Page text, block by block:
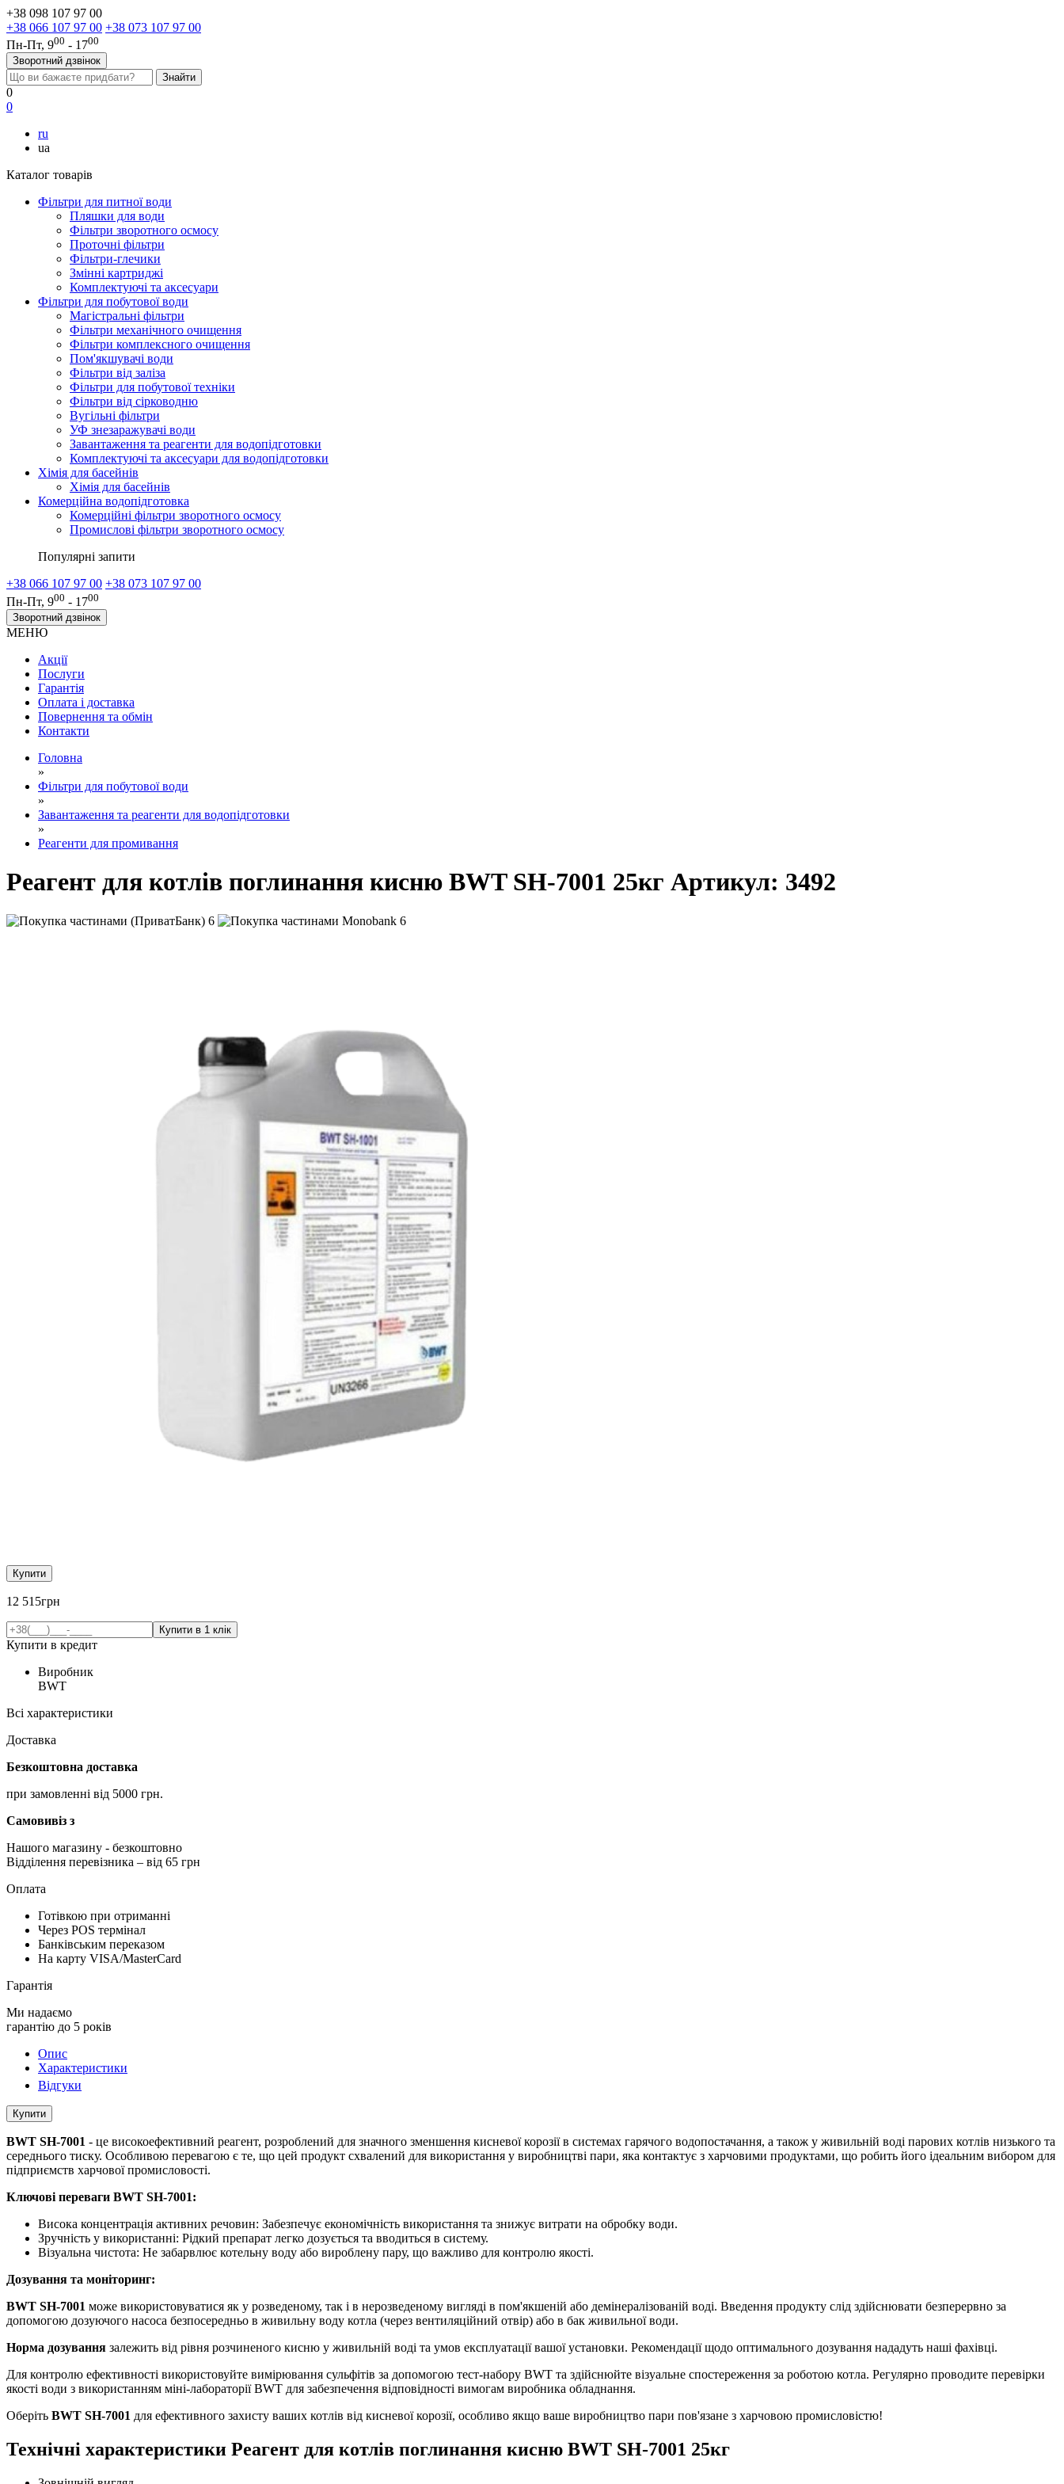
+38 098 107 97 00
+38 066 107 97 00 +38 073 107 97 00
Пн-Пт, 900 - 1700
Зворотний дзвінок
0
0
ru
ua
Каталог товарів
Фільтри для питної води
Пляшки для води
Фільтри зворотного осмосу
Проточні фільтри
Фільтри-глечики
Змінні картриджі
Комплектуючі та аксесуари
Фільтри для побутової води
Магістральні фільтри
Фільтри механічного очищення
Фільтри комплексного очищення
Пом'якшувачі води
Фільтри від заліза
Фільтри для побутової техніки
Фільтри від сірководню
Вугільні фільтри
УФ знезаражувачі води
Завантаження та реагенти для водопідготовки
Комплектуючі та аксесуари для водопідготовки
Хімія для басейнів
Хімія для басейнів
Комерційна водопідготовка
Комерційні фільтри зворотного осмосу
Промислові фільтри зворотного осмосу
Популярні запити
+38 066 107 97 00 +38 073 107 97 00
Пн-Пт, 900 - 1700
Зворотний дзвінок
МЕНЮ
Акції
Послуги
Гарантія
Оплата і доставка
Повернення та обмін
Контакти
Головна
»
Фільтри для побутової води
»
Завантаження та реагенти для водопідготовки
»
Реагенти для промивання
Реагент для котлів поглинання кисню BWT SH-7001 25кг Артикул: 3492
6 6
Купити
12 515грн
Купити в кредит
Виробник
BWT
Всі характеристики
Доставка
Безкоштовна доставка
при замовленні від 5000 грн.
Самовивіз з
Нашого магазину - безкоштовно
Відділення перевізника – від 65 грн
Оплата
Готівкою при отриманні
Через POS термінал
Банківським переказом
На карту VISA/MasterCard
Гарантія
Ми надаємо
гарантію до 5 років
Опис
Характеристики
Відгуки
Купити
BWT SH-7001 - це високоефективний реагент, розроблений для значного зменшення кисневої корозії в системах гарячого водопостачання, а також у живильній воді парових котлів низького та
середнього тиску. Особливою перевагою є те, що цей продукт схвалений для використання у виробництві пари, яка контактує з харчовими продуктами, що робить його ідеальним вибором для
підприємств харчової промисловості.
Ключові переваги BWT SH-7001:
Висока концентрація активних речовин: Забезпечує економічність використання та знижує витрати на обробку води.
Зручність у використанні: Рідкий препарат легко дозується та вводиться в систему.
Візуальна чистота: Не забарвлює котельну воду або вироблену пару, що важливо для контролю якості.
Дозування та моніторинг:
BWT SH-7001 може використовуватися як у розведеному, так і в нерозведеному вигляді в пом'якшеній або демінералізованій воді. Введення продукту слід здійснювати безперервно за
допомогою дозуючого насоса безпосередньо в живильну воду котла (через вентиляційний отвір) або в бак живильної води.
Норма дозування залежить від рівня розчиненого кисню у живильній воді та умов експлуатації вашої установки. Рекомендації щодо оптимального дозування нададуть наші фахівці.
Для контролю ефективності використовуйте вимірювання сульфітів за допомогою тест-набору BWT та здійснюйте візуальне спостереження за роботою котла. Регулярно проводите перевірки
якості води з використанням міні-лабораторії BWT для забезпечення відповідності вимогам виробника обладнання.
Оберіть BWT SH-7001 для ефективного захисту ваших котлів від кисневої корозії, особливо якщо ваше виробництво пари пов'язане з харчовою промисловістю!
Технічні характеристики Реагент для котлів поглинання кисню BWT SH-7001 25кг